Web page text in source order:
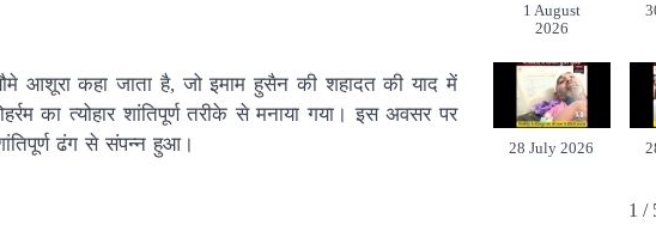
आशूरा कहा जाता है, जो इमाम हुसैन की शहादत की याद में
का त्योहार शांतिपूर्ण तरीके से मनाया गया। इस अवसर पर
ढंग से संपन्न हुआ।
1 August
2026
28 July 2026
1 /